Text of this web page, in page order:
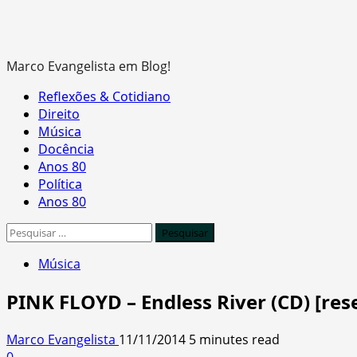
Marco Evangelista em Blog!
Primary
Menu
Reflexões & Cotidiano
Direito
Música
Docência
Anos 80
Política
Anos 80
Pesquisar
Música
PINK FLOYD – Endless River (CD)
Marco Evangelista 11/11/2014 5 minutes read